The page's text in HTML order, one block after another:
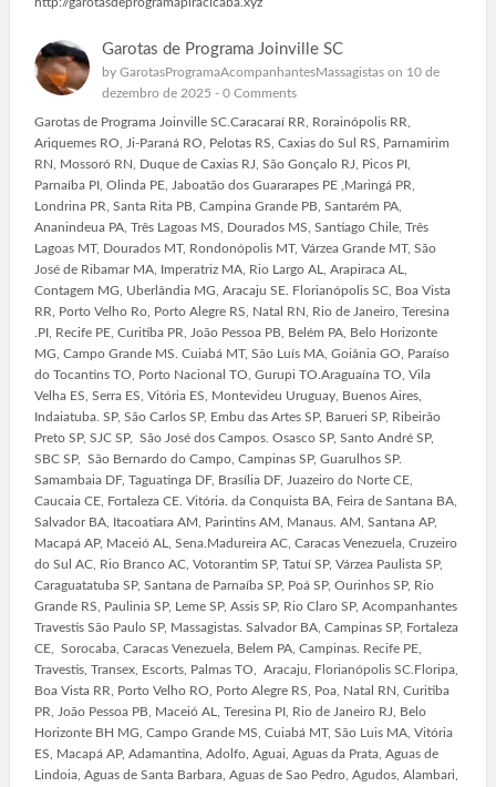
Garotas de Programa Joinville SC
by GarotasProgramaAcompanhantesMassagistason 10 de
dezembro de 2025 - 0 Comments
Garotas de Programa Joinville SC.Caracaraí RR, Rorainópolis RR,
Ariquemes RO, Ji-Paraná RO, Pelotas RS, Caxias do Sul RS, Parnamirim
RN, Mossoró RN, Duque de Caxias RJ, São Gonçalo RJ, Picos PI,
Parnaíba PI, Olinda PE, Jaboatão dos Guararapes PE ,Maringá PR,
Londrina PR, Santa Rita PB, Campina Grande PB, Santarém PA,
Ananindeua PA, Três Lagoas MS, Dourados MS, Santiago Chile, Três
Lagoas MT, Dourados MT, Rondonópolis MT, Várzea Grande MT, São
José de Ribamar MA, Imperatriz MA, Rio Largo AL, Arapiraca AL,
Contagem MG, Uberlândia MG, Aracaju SE. Florianópolis SC, Boa Vista
RR, Porto Velho Ro, Porto Alegre RS, Natal RN, Rio de Janeiro, Teresina
.PI, Recife PE, Curitiba PR, João Pessoa PB, Belém PA, Belo Horizonte
MG, Campo Grande MS. Cuiabá MT, São Luís MA, Goiânia GO, Paraíso
do Tocantins TO, Porto Nacional TO, Gurupi TO.Araguaína TO, Vila
Velha ES, Serra ES, Vitória ES, Montevideu Uruguay, Buenos Aires,
Indaiatuba. SP, São Carlos SP, Embu das Artes SP, Barueri SP, Ribeirão
Preto SP, SJC SP, São José dos Campos. Osasco SP, Santo André SP,
SBC SP, São Bernardo do Campo, Campinas SP, Guarulhos SP.
Samambaia DF, Taguatinga DF, Brasília DF, Juazeiro do Norte CE,
Caucaia CE, Fortaleza CE. Vitória. da Conquista BA, Feira de Santana BA,
Salvador BA, Itacoatiara AM, Parintins AM, Manaus. AM, Santana AP,
Macapá AP, Maceió AL, Sena.Madureira AC, Caracas Venezuela, Cruzeiro
do Sul AC, Rio Branco AC, Votorantim SP, Tatuí SP, Várzea Paulista SP,
Caraguatatuba SP, Santana de Parnaíba SP, Poá SP, Ourinhos SP, Rio
Grande RS, Paulinia SP, Leme SP, Assis SP, Rio Claro SP, Acompanhantes
Travestis São Paulo SP, Massagistas. Salvador BA, Campinas SP, Fortaleza
CE, Sorocaba, Caracas Venezuela, Belem PA, Campinas. Recife PE,
Travestis, Transex, Escorts, Palmas TO, Aracaju, Florianópolis SC.Floripa,
Boa Vista RR, Porto Velho RO, Porto Alegre RS, Poa, Natal RN, Curitiba
PR, João Pessoa PB, Maceió AL, Teresina PI, Rio de Janeiro RJ, Belo
Horizonte BH MG, Campo Grande MS, Cuiabá MT, São Luis MA, Vitória
ES, Macapá AP, Adamantina, Adolfo, Aguai, Aguas da Prata, Aguas de
Lindoia, Aguas de Santa Barbara, Aguas de Sao Pedro, Agudos, Alambari,